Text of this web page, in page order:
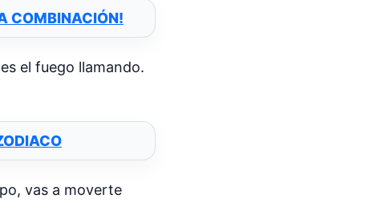
COMBINACIÓN!
el fuego llamando.
vas a moverte